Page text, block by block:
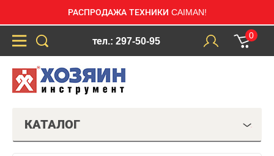
РАСПРОДАЖА ТЕХНИКИ CAIMAN!
тел.: 297-50-95
0
КАТАЛОГ